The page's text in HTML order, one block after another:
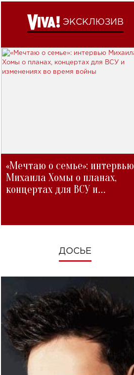
ЭКСКЛЮЗИВ
«Мечтаю о семье»: интервью
Михаила Хомы о планах,
концертах для ВСУ и
ДОСЬЕ